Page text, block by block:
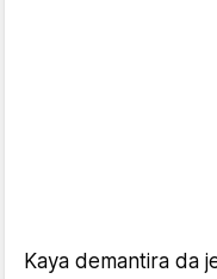
Kaya demantira da